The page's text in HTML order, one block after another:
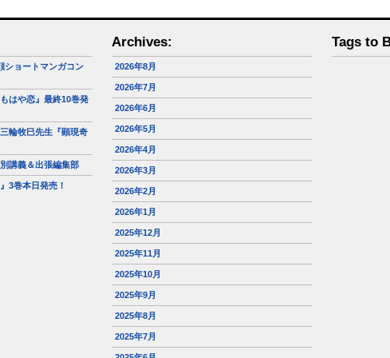
ショートマンガコン
はや恋』最終10巻発
輪牧巳先生『顕現奇
講義＆出張編集部
3巻本日発売！
Archives:
2026年8月
2026年7月
2026年6月
2026年5月
2026年4月
2026年3月
2026年2月
2026年1月
2025年12月
2025年11月
2025年10月
2025年9月
2025年8月
2025年7月
Tags to